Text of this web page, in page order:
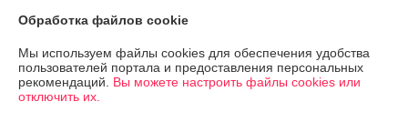
Информация для покупателя
Индивидуальный предприниматель:ИП Заплетнюк Роман Петрович
г.Минск, ул.Пономаренко 32, кв.77
Обработка файлов cookie
Мы используем файлы cookies для обеспечения удобства
пользователей портала и предоставления персональных
рекомендаций. Вы можете настроить файлы cookies или
отключить их.